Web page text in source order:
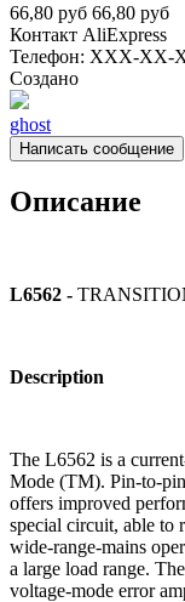
66,80 руб 66,80 руб
Контакт AliExpress
Телефон: XXX-XX-
Создано
ghost
Написать сообщение
Описание
L6562 -
Description
The L6562 is a
Mode (TM). Pin-to-
offers improved
special circuit, able to
wide-range-mains
a large load range.
voltage-mode error